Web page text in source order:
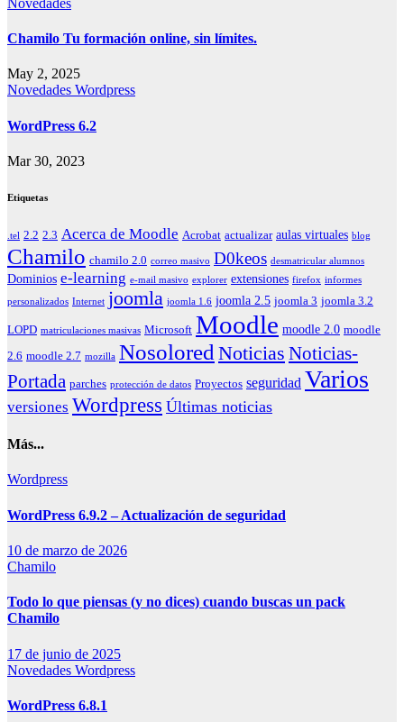
Novedades
Chamilo Tu formación online, sin límites.
May 2, 2025
Novedades Wordpress
WordPress 6.2
Mar 30, 2023
Etiquetas
.tel 2.2 2.3 Acerca de Moodle Acrobat actualizar aulas virtuales blog
Chamilo chamilo 2.0 correo masivo D0keos desmatricular alumnos
Dominios e-learning e-mail masivo explorer extensiones firefox informes
personalizados Internet joomla joomla 1.6 joomla 2.5 joomla 3 joomla 3.2
LOPD matriculaciones masivas Microsoft Moodle moodle 2.0 moodle
2.6 moodle 2.7 mozilla Nosolored Noticias Noticias-
Portada parches protección de datos Proyectos seguridad Varios
versiones Wordpress Últimas noticias
Más...
Wordpress
WordPress 6.9.2 – Actualización de seguridad
10 de marzo de 2026
Chamilo
Todo lo que piensas (y no dices) cuando buscas un pack
Chamilo
17 de junio de 2025
Novedades Wordpress
WordPress 6.8.1